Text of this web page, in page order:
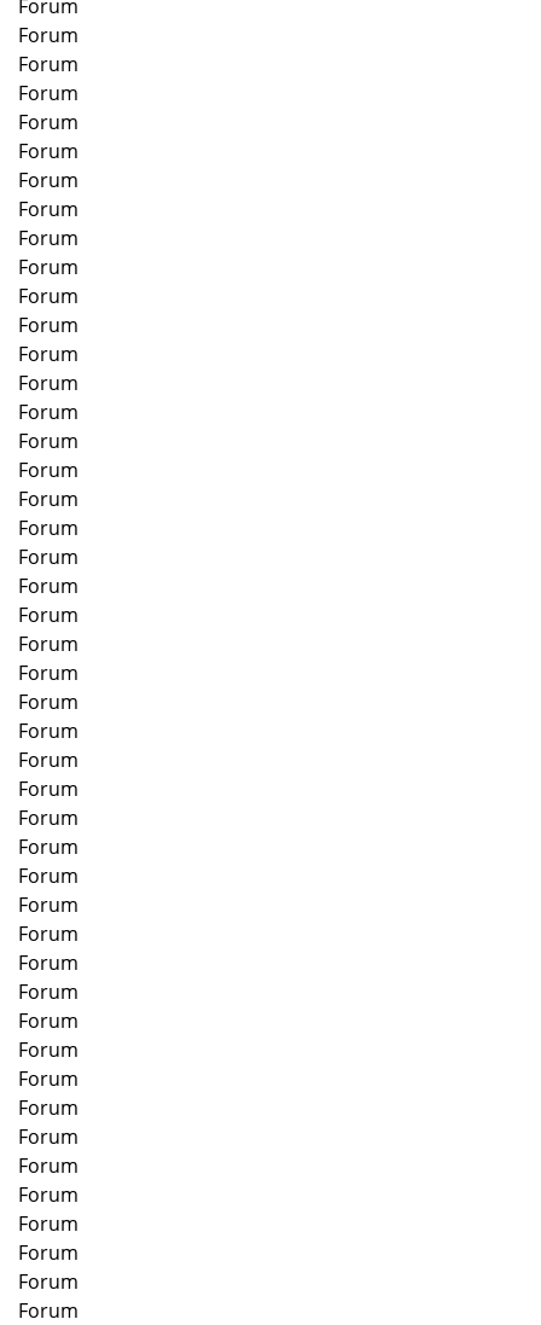
Forum
Forum
Forum
Forum
Forum
Forum
Forum
Forum
Forum
Forum
Forum
Forum
Forum
Forum
Forum
Forum
Forum
Forum
Forum
Forum
Forum
Forum
Forum
Forum
Forum
Forum
Forum
Forum
Forum
Forum
Forum
Forum
Forum
Forum
Forum
Forum
Forum
Forum
Forum
Forum
Forum
Forum
Forum
Forum
Forum
Forum